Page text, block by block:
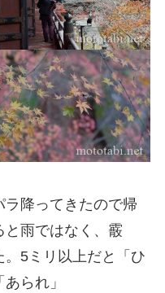
降ってきたので帰
と雨ではなく、霰
。5ミリ以上だと「ひ
られ」